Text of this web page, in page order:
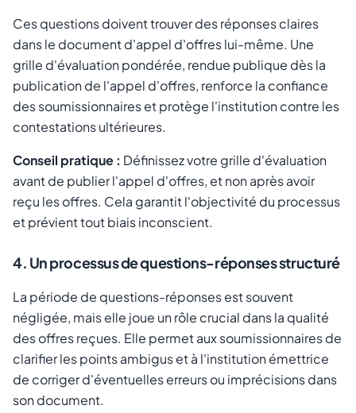
Ces questions doivent trouver des réponses claires
dans le document d'appel d'offres lui-même. Une
grille d'évaluation pondérée, rendue publique dès la
publication de l'appel d'offres, renforce la confiance
des soumissionnaires et protège l'institution contre les
contestations ultérieures.
Conseil pratique : Définissez votre grille d'évaluation
avant de publier l'appel d'offres, et non après avoir
reçu les offres. Cela garantit l'objectivité du processus
et prévient tout biais inconscient.
4. Un processus de questions-réponses structuré
La période de questions-réponses est souvent
négligée, mais elle joue un rôle crucial dans la qualité
des offres reçues. Elle permet aux soumissionnaires de
clarifier les points ambigus et à l'institution émettrice
de corriger d'éventuelles erreurs ou imprécisions dans
son document.